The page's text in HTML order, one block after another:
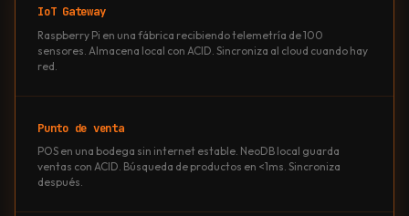
IoT Gateway
Raspberry Pi en una fábrica recibiendo telemetría de 100
sensores. Almacena local con ACID. Sincroniza al cloud cuando hay
red.
Punto de venta
POS en una bodega sin internet estable. NeoDB local guarda
ventas con ACID. Búsqueda de productos en <1ms. Sincroniza
después.